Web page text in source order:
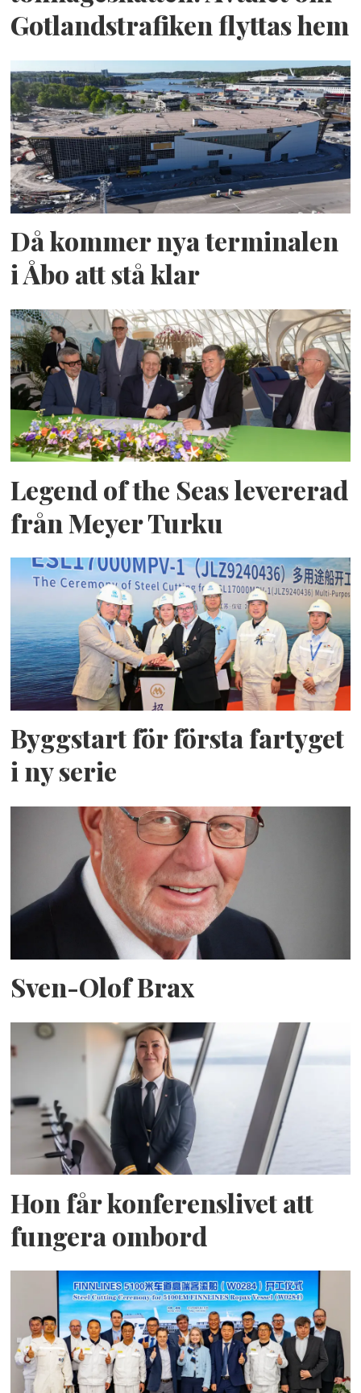
Gotlandstrafiken flyttas hem
Då kommer nya terminalen
i Åbo att stå klar
Legend of the Seas levererad
från Meyer Turku
Byggstart för första fartyget
i ny serie
Sven-Olof Brax
Hon får konferenslivet att
fungera ombord